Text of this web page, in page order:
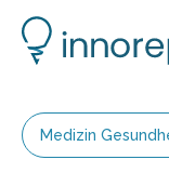
Medizin